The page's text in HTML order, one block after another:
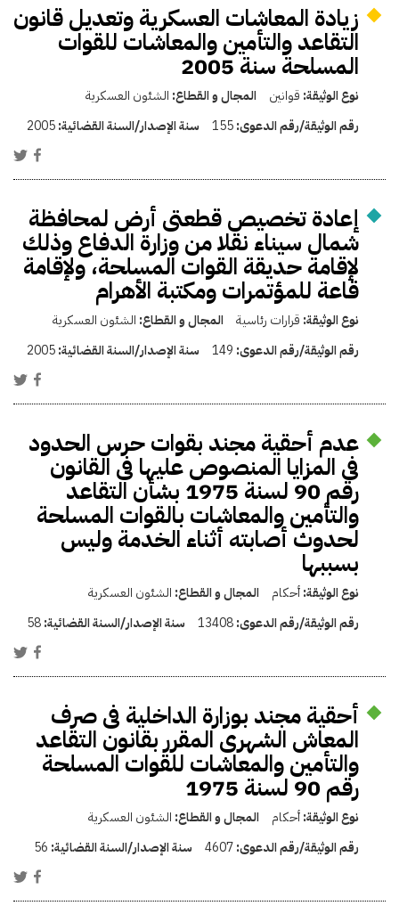
زيادة المعاشات العسكرية وتعديل قانون
التقاعد والتأمين والمعاشات للقوات
المسلحة سنة 2005
نوع الوثيقة: قوانين المجال و القطاع: الشئون العسكرية
رقم الوثيقة/رقم الدعوى:155 سنة الإصدار/السنة القضائية:2005
إعادة تخصيص قطعتى أرض لمحافظة
شمال سيناء نقلا من وزارة الدفاع وذلك
لإقامة حديقة القوات المسلحة، ولإقامة
قاعة للمؤتمرات ومكتبة الأهرام
نوع الوثيقة: قرارات رئاسية المجال و القطاع: الشئون العسكرية
رقم الوثيقة/رقم الدعوى: 149 سنة الإصدار/السنة القضائية:2005
عدم أحقية مجند بقوات حرس الحدود
فى المزايا المنصوص عليها فى القانون
رقم 90 لسنة 1975 بشأن التقاعد
والتأمين والمعاشات بالقوات المسلحة
لحدوث أصابته أثناء الخدمة وليس
بسببها
نوع الوثيقة:أحكام المجال و القطاع: الشئون العسكرية
رقم الوثيقة/رقم الدعوى:13408 سنة الإصدار/السنة القضائية:58
أحقية مجند بوزارة الداخلية فى صرف
المعاش الشهرى المقرر بقانون التقاعد
والتأمين والمعاشات للقوات المسلحة
رقم 90 لسنة 1975
نوع الوثيقة:أحكام المجال و القطاع: الشئون العسكرية
رقم الوثيقة/رقم الدعوى:4607 سنة الإصدار/السنة القضائية: 56